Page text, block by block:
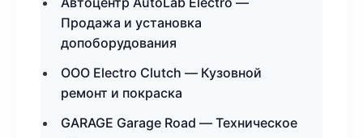
Продажа и установка
допоборудования
ООО Electro Clutch — Кузовной
ремонт и покраска
GARAGE Garage Road — Техническое